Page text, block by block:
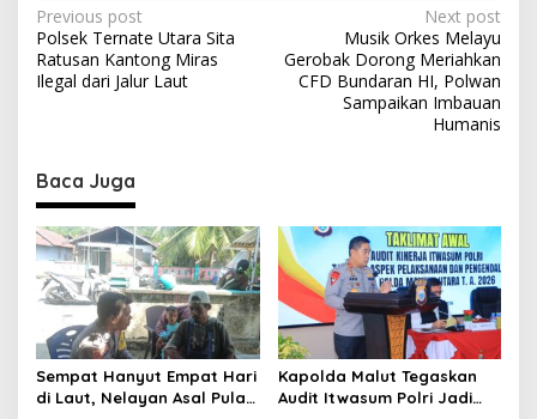
P
o
s
a
v
i
g
a
t
i
Previous post
Polsek Ternate Utara Sita
Ratusan Kantong Miras
Ilegal dari Jalur Laut
Next post
Musik Orkes Melayu
Gerobak Dorong Meriahkan
CFD Bundaran HI, Polwan
Sampaikan Imbauan
Humanis
Baca Juga
Sempat Hanyut Empat Hari
di Laut, Nelayan Asal Pulau
Kapolda Malut Tegaskan
Audit Itwasum Polri Jadi